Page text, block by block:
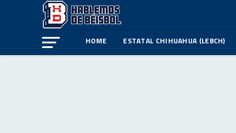
HOME ESTATAL CHIHUAHUA (LEBCH)